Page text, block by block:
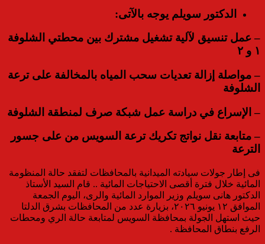
الدكتور سويلم يوجه بالآتى:
– عمل تنسيق لآلية تشغيل مشترك بين محطتي الشلوفة
١ و ٢
– مواصلة إزالة تعديات سحب المياه بالمخالفة على ترعة
الشلوفة
– الإسراع في دراسة عمل شبكة صرف لمنطقة الشلوفة
– متابعة نقل نواتج تكريك ترعة السويس من على جسور
الترعة
فى إطار جولات سيادته الميدانية بالمحافظات لتفقد حالة المنظومة
المائية خلال فترة أقصى الاحتياجات المائية .. قام السيد الأستاذ
الدكتور هانى سويلم وزير الموارد المائية والرى، اليوم الجمعة
الموافق ١٢ يونيو ٢٠٢٦، بزيارة عدد من المحافظات بشرق الدلتا
حيث استهل الجولة بمحافظة السويس لمتابعة حالة الري ومحطات
الرفع بنطاق المحافظة .